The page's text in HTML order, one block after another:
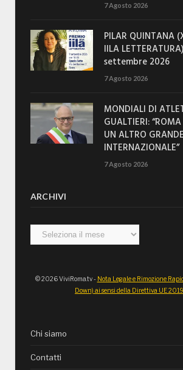
7 Agosto 2026
PILAR QUINTANA
IILA
settembre 2026
7 Agosto 2026
MONDIALI DI
GUALTIERI:
UN ALTRO
INTERNAZIONALE”
7 Agosto 2026
ARCHIVI
Archivi
© 2026 ViviRoma.tv - Nota Legale e Rimozione
Down) ai sensi della Direttiva UE
Chi siamo
Contatti